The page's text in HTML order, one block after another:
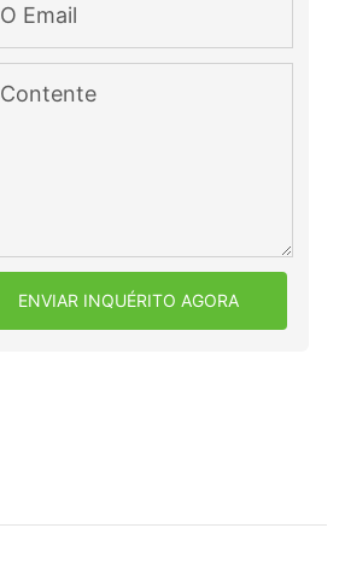
O Email
Contente
ENVIAR INQUÉRITO AGORA